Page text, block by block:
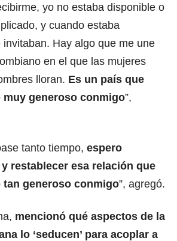
yo no estaba disponible o
y cuando estaba
invitaban. Hay algo que me une
en el que las mujeres
lloran. Es un país que
muy generoso conmigo”,
tanto tiempo, espero
restablecer esa relación que
tan generoso conmigo”, agregó.
mencionó qué aspectos de la
lo ‘seducen’ para acoplar a